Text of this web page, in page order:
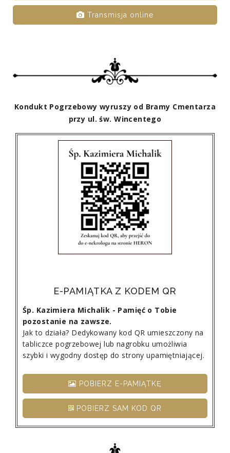
Transmisja online
Kondukt Pogrzebowy wyruszy od Bramy Cmentarza
przy ul. św. Wincentego
E-PAMIĄTKA Z KODEM QR
Śp. Kazimiera Michalik - Pamięć o Tobie
pozostanie na zawsze.
Jak to działa? Dedykowany kod QR umieszczony na
tabliczce pogrzebowej lub nagrobku umożliwia
szybki i wygodny dostęp do strony upamiętniającej.
POBIERZ E-PAMIĄTKĘ
POBIERZ SAM KOD QR